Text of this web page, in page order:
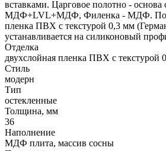
вставками. Царговое полотно - основа
МДФ+LVL+МДФ, Филенка - МДФ.
пленка ПВХ с текстурой 0,3 мм
устанавливается на силиконовый
Отделка
двухслойная пленка ПВХ с текстурой
Стиль
модерн
Тип
остекленные
Толщина, мм
36
Наполнение
МДФ плита, массив сосны